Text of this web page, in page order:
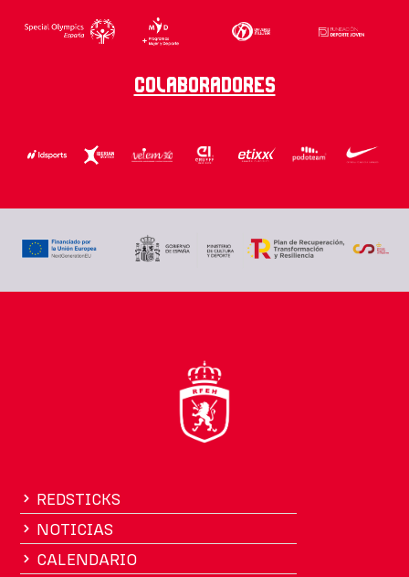
Colaboradores
REDSTICKS
NOTICIAS
CALENDARIO